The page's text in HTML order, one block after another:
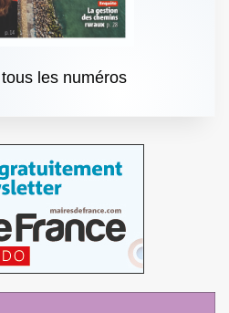
les numéros